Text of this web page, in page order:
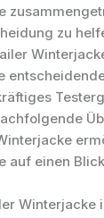
zu
auf einen
Winterjacke